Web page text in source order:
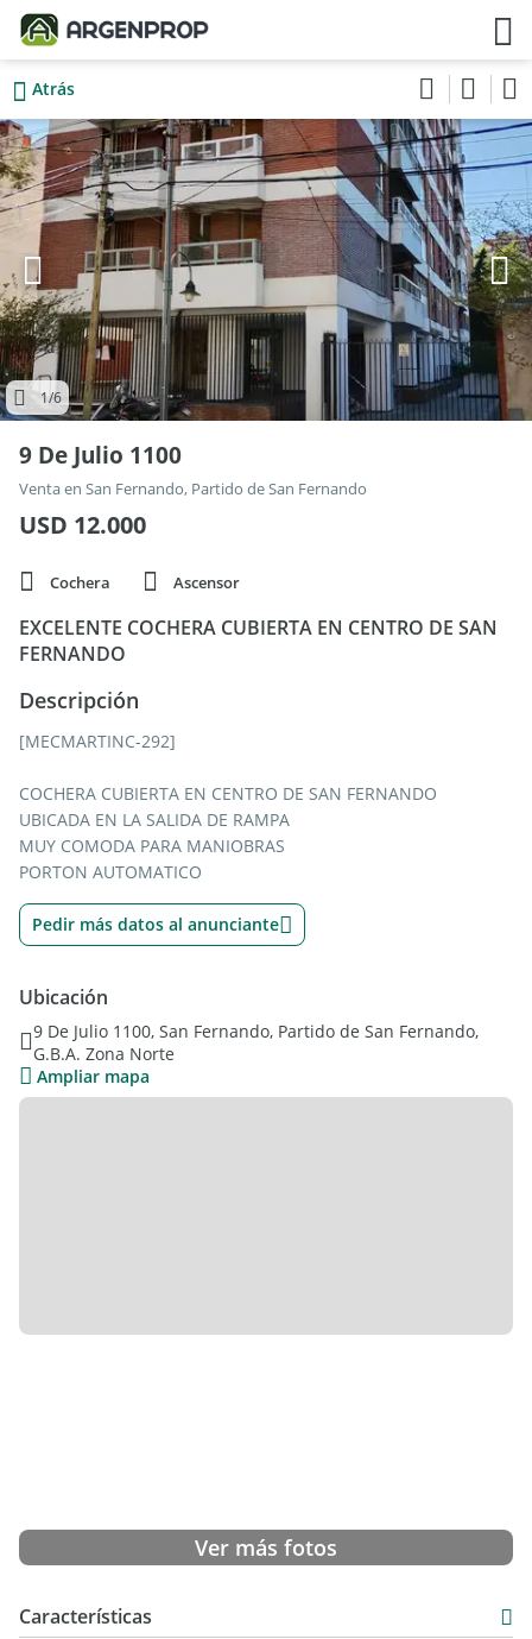
Atrás
1/6
9 De Julio 1100
Venta en San Fernando, Partido de San Fernando
USD 12.000
Cochera Ascensor
EXCELENTE COCHERA CUBIERTA EN CENTRO DE SAN
FERNANDO
Descripción
[MECMARTINC-292]
COCHERA CUBIERTA EN CENTRO DE SAN FERNANDO
UBICADA EN LA SALIDA DE RAMPA
MUY COMODA PARA MANIOBRAS
PORTON AUTOMATICO
Pedir más datos al anunciante
Ubicación
9 De Julio 1100, San Fernando, Partido de San Fernando,
G.B.A. Zona Norte
Ampliar mapa
Ver más fotos
Características